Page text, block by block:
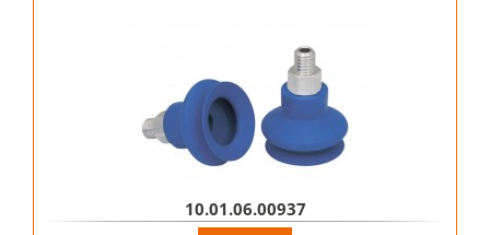
10.01.06.00937